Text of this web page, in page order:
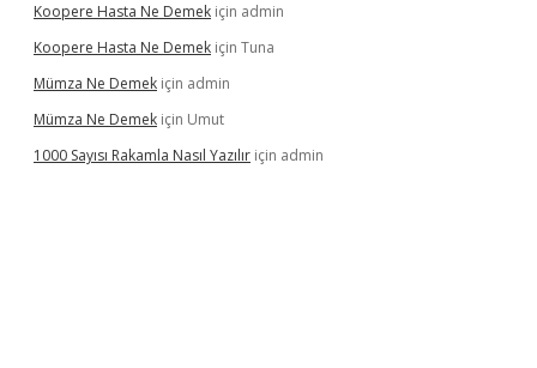
Koopere Hasta Ne Demek için admin
Koopere Hasta Ne Demek için Tuna
Mümza Ne Demek için admin
Mümza Ne Demek için Umut
1000 Sayısı Rakamla Nasıl Yazılır için admin